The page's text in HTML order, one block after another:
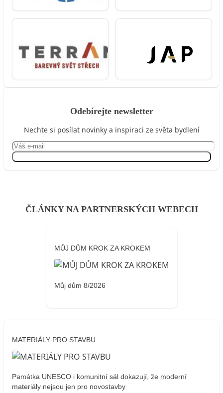
Odebírejte newsletter
Nechte si posílat novinky a inspiraci ze světa bydlení
ČLÁNKY NA PARTNERSKÝCH WEBECH
MŮJ DŮM KROK ZA KROKEM
Můj dům 8/2026
MATERIÁLY PRO STAVBU
Památka UNESCO i komunitní sál dokazují, že moderní
materiály nejsou jen pro novostavby